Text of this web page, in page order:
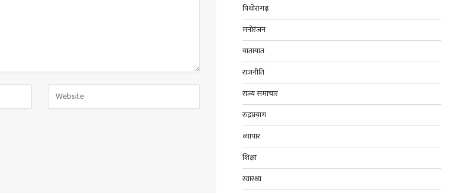
पिथोरागढ़
मनोरंजन
यातायात
राजनीति
राज्य समाचार
रुद्रप्रयाग
व्यापार
शिक्षा
स्वास्थ्य